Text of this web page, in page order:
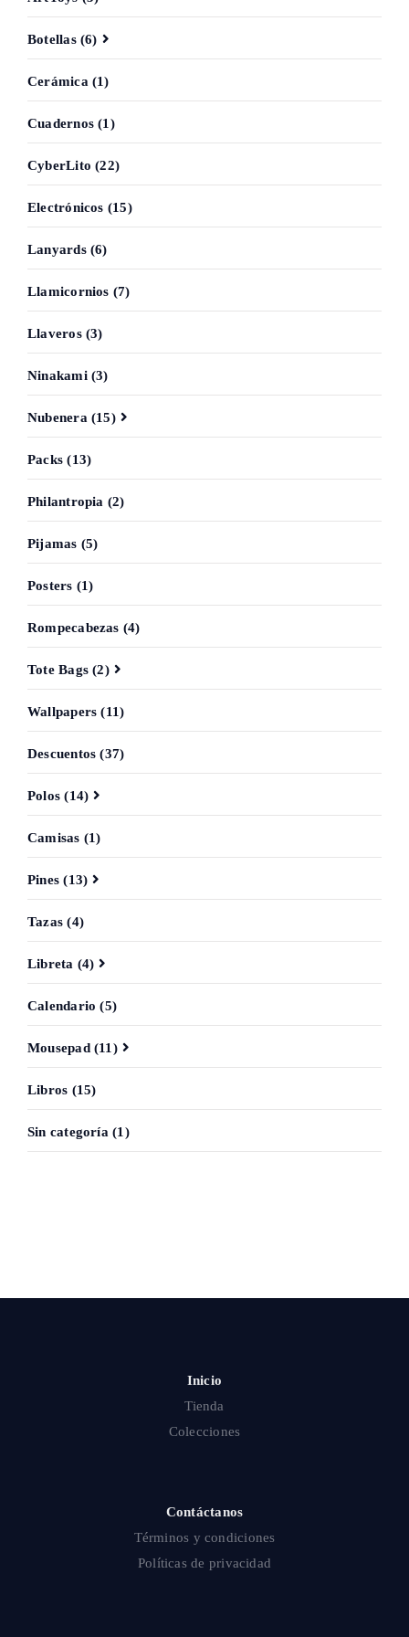
Botellas (6)
Cerámica (1)
Cuadernos (1)
CyberLito (22)
Electrónicos (15)
Lanyards (6)
Llamicornios (7)
Llaveros (3)
Ninakami (3)
Nubenera (15)
Packs (13)
Philantropia (2)
Pijamas (5)
Posters (1)
Rompecabezas (4)
Tote Bags (2)
Wallpapers (11)
Descuentos (37)
Polos (14)
Camisas (1)
Pines (13)
Tazas (4)
Libreta (4)
Calendario (5)
Mousepad (11)
Libros (15)
Sin categoría (1)
Inicio
Tienda
Colecciones
Contáctanos
Términos y condiciones
Políticas de privacidad